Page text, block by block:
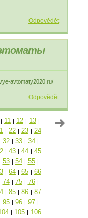
Odpovědět
avtomaty2020.ru/
Odpovědět
| 11 | 12 | 13 |
| 22 | 23 | 24
32 | 33 | 34 |
| 43 | 44 | 45
53 | 54 | 55 |
| 64 | 65 | 66
74 | 75 | 76 |
| 85 | 86 | 87
95 | 96 | 97 |
| 105 | 106